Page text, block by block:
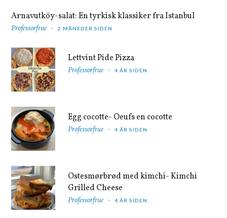
Arnavutköy-salat: En tyrkisk klassiker fra Istanbul
Professorfrue 2 MÅNEDER SIDEN
Lettvint Pide Pizza
Professorfrue 4 ÅR SIDEN
Egg cocotte- Oeufs en cocotte
Professorfrue 4 ÅR SIDEN
Ostesmørbrød med kimchi- Kimchi
Grilled Cheese
Professorfrue 4 ÅR SIDEN